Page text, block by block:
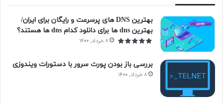
بهترین DNS های پرسرعت و رایگان برای ایران/
بهترین dns ها برای دانلود کدام dns ها هستند؟
۸ خرداد, ۱۴۰۰
بررسی باز بودن پورت سرور با دستورات ویندوزی
۸ خرداد, ۱۴۰۰